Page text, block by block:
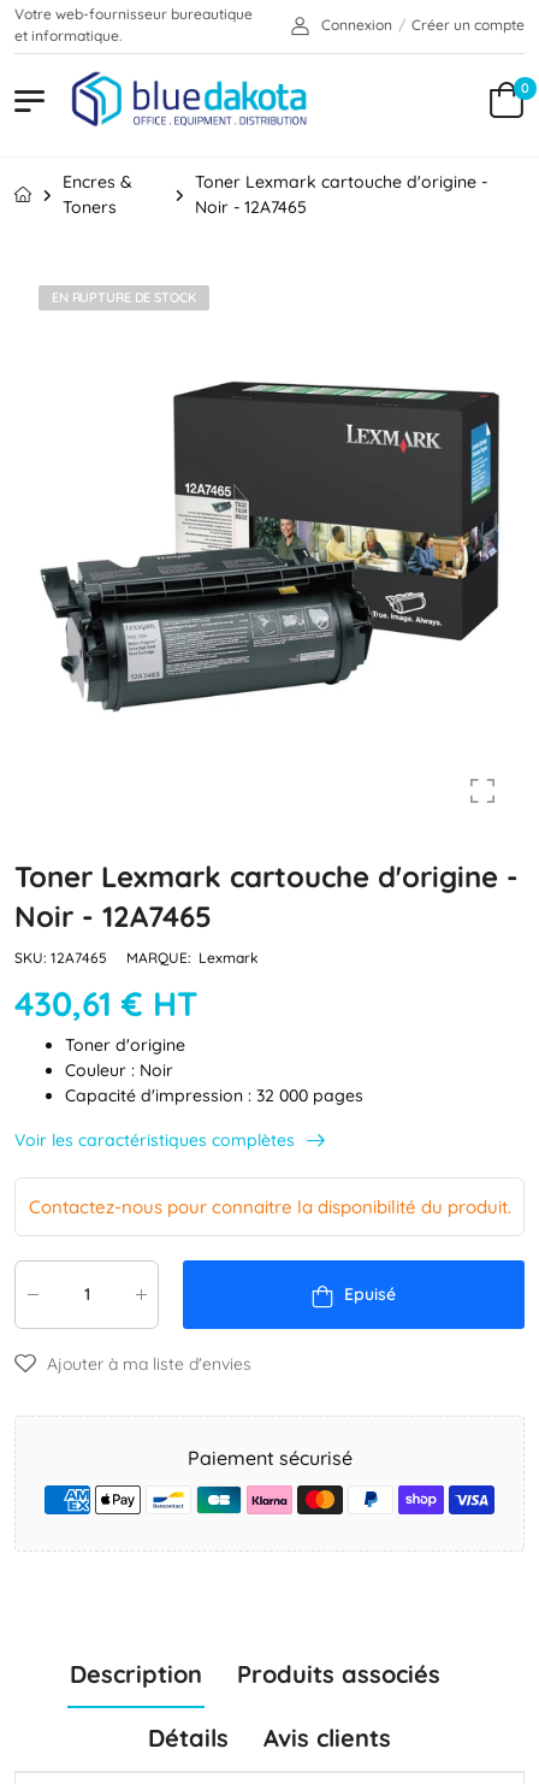
Votre web-fournisseur bureautique
et informatique.
Connexion / Créer un compte
0
Encres &
Toners
Toner Lexmark cartouche d'origine -
Noir - 12A7465
EN RUPTURE DE STOCK
Toner Lexmark cartouche d'origine -
Noir - 12A7465
SKU: 12A7465 MARQUE: Lexmark
430,61 € HT
Toner d'origine
Couleur : Noir
Capacité d'impression : 32 000 pages
Voir les caractéristiques complètes
Contactez-nous pour connaitre la disponibilité du produit.
Epuisé
Ajouter à ma liste d'envies
Paiement sécurisé
Description Produits associés
Détails Avis clients